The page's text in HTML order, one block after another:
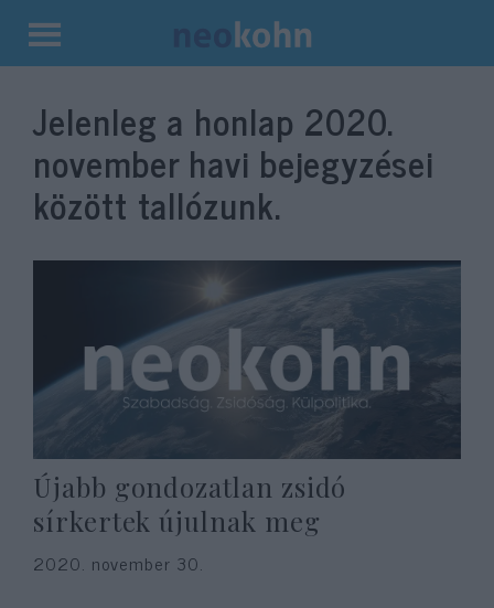
Kilépés
tartalomba
Jelenleg a honlap 2020.
novemberhavi bejegyzései
között tallózunk.
Újabb gondozatlan zsidó
sírkertek újulnak meg
2020. november 30.